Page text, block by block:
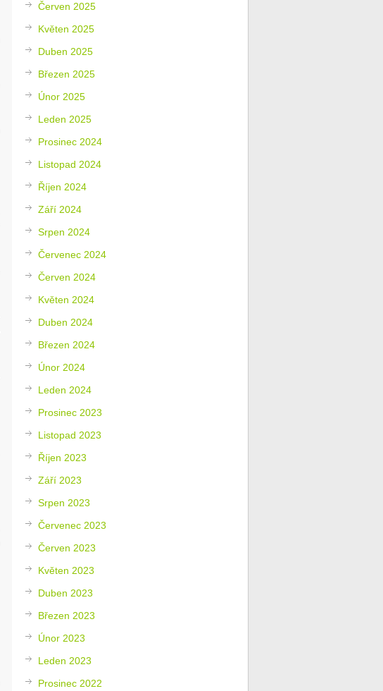
Červen 2025
Květen 2025
Duben 2025
Březen 2025
Únor 2025
Leden 2025
Prosinec 2024
Listopad 2024
Říjen 2024
Září 2024
Srpen 2024
Červenec 2024
Červen 2024
Květen 2024
Duben 2024
Březen 2024
Únor 2024
Leden 2024
Prosinec 2023
Listopad 2023
Říjen 2023
Září 2023
Srpen 2023
Červenec 2023
Červen 2023
Květen 2023
Duben 2023
Březen 2023
Únor 2023
Leden 2023
Prosinec 2022